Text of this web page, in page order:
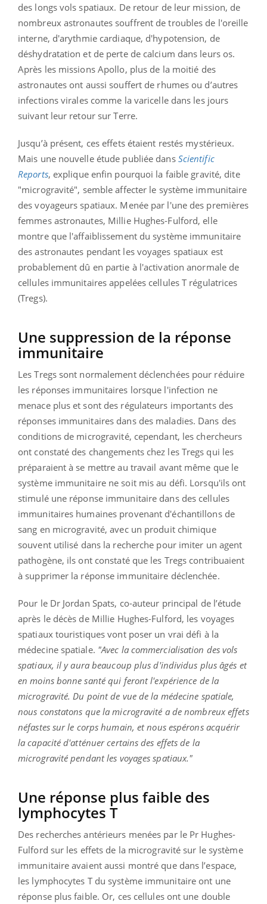
des longs vols spatiaux. De retour de leur mission, de
nombreux astronautes souffrent de troubles de l'oreille
interne, d'arythmie cardiaque, d'hypotension, de
déshydratation et de perte de calcium dans leurs os.
Après les missions Apollo, plus de la moitié des
astronautes ont aussi souffert de rhumes ou d’autres
infections virales comme la varicelle dans les jours
suivant leur retour sur Terre.
Jusqu’à présent, ces effets étaient restés mystérieux.
Mais une nouvelle étude publiée dans Scientific
Reports, explique enfin pourquoi la faible gravité, dite
"microgravité", semble affecter le système immunitaire
des voyageurs spatiaux. Menée par l'une des premières
femmes astronautes, Millie Hughes-Fulford, elle
montre que l'affaiblissement du système immunitaire
des astronautes pendant les voyages spatiaux est
probablement dû en partie à l'activation anormale de
cellules immunitaires appelées cellules T régulatrices
(Tregs).
Une suppression de la réponse
immunitaire
Les Tregs sont normalement déclenchées pour réduire
les réponses immunitaires lorsque l'infection ne
menace plus et sont des régulateurs importants des
réponses immunitaires dans des maladies. Dans des
conditions de microgravité, cependant, les chercheurs
ont constaté des changements chez les Tregs qui les
préparaient à se mettre au travail avant même que le
système immunitaire ne soit mis au défi. Lorsqu'ils ont
stimulé une réponse immunitaire dans des cellules
immunitaires humaines provenant d'échantillons de
sang en microgravité, avec un produit chimique
souvent utilisé dans la recherche pour imiter un agent
pathogène, ils ont constaté que les Tregs contribuaient
à supprimer la réponse immunitaire déclenchée.
Pour le Dr Jordan Spats, co-auteur principal de l’étude
après le décès de Millie Hughes-Fulford, les voyages
spatiaux touristiques vont poser un vrai défi à la
médecine spatiale. "Avec la commercialisation des vols
spatiaux, il y aura beaucoup plus d'individus plus âgés et
en moins bonne santé qui feront l'expérience de la
microgravité. Du point de vue de la médecine spatiale,
nous constatons que la microgravité a de nombreux effets
néfastes sur le corps humain, et nous espérons acquérir
la capacité d'atténuer certains des effets de la
microgravité pendant les voyages spatiaux."
Une réponse plus faible des
lymphocytes T
Des recherches antérieurs menées par le Pr Hughes-
Fulford sur les effets de la microgravité sur le système
immunitaire avaient aussi montré que dans l’espace,
les lymphocytes T du système immunitaire ont une
réponse plus faible. Or, ces cellules ont une double